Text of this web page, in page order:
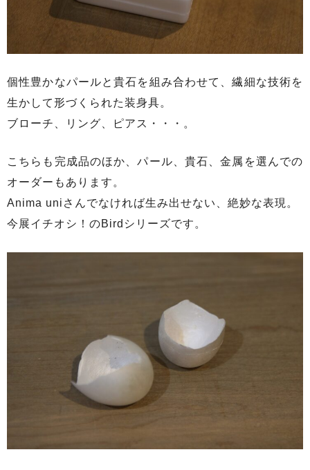
個性豊かなパールと貴石を組み合わせて、繊細な技術を
生かして形づくられた装身具。
ブローチ、リング、ピアス・・・。
こちらも完成品のほか、パール、貴石、金属を選んでの
オーダーもあります。
Anima uniさんでなければ生み出せない、絶妙な表現。
今展イチオシ！のBirdシリーズです。